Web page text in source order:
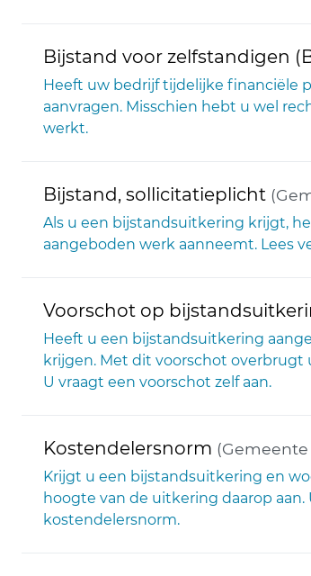
Bijstand voor zelfstandigen
Heeft uw bedrijf tijdelijke financiële
aanvragen. Misschien hebt u wel
werkt.
Bijstand, sollicitatieplicht
Als u een bijstandsuitkering krijgt,
aangeboden werk aanneemt. Lees
Voorschot op
Heeft u een bijstandsuitkering
krijgen. Met dit voorschot overbrugt
U vraagt een voorschot zelf aan.
Kostendelersnorm (Gemeente
Krijgt u een bijstandsuitkering en
hoogte van de uitkering daarop
kostendelersnorm.